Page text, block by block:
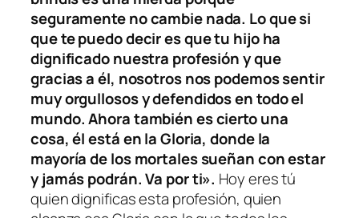
seguramente no cambie nada. Lo que si
que te puedo decir es que tu hijo ha
dignificado nuestra profesión y que
gracias a él, nosotros nos podemos sentir
muy orgullosos y defendidos en todo el
mundo. Ahora también es cierto una
cosa, él está en la Gloria, donde la
mayoría de los mortales sueñan con estar
y jamás podrán. Va por ti». Hoy eres tú
quien dignificas esta profesión, quien